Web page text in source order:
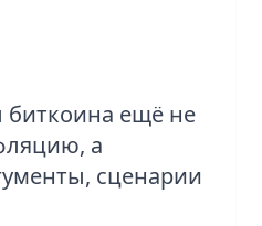
ещё не
а
сценарии